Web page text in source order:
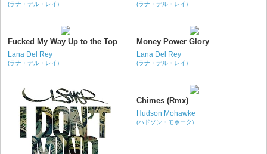
(ラナ・デル・レイ) (ラナ・デル・レイ)
Fucked My Way Up to the Top
Lana Del Rey
(ラナ・デル・レイ)
Money Power Glory
Lana Del Rey
(ラナ・デル・レイ)
Chimes (Rmx)
Hudson Mohawke
(ハドソン・モホーク)